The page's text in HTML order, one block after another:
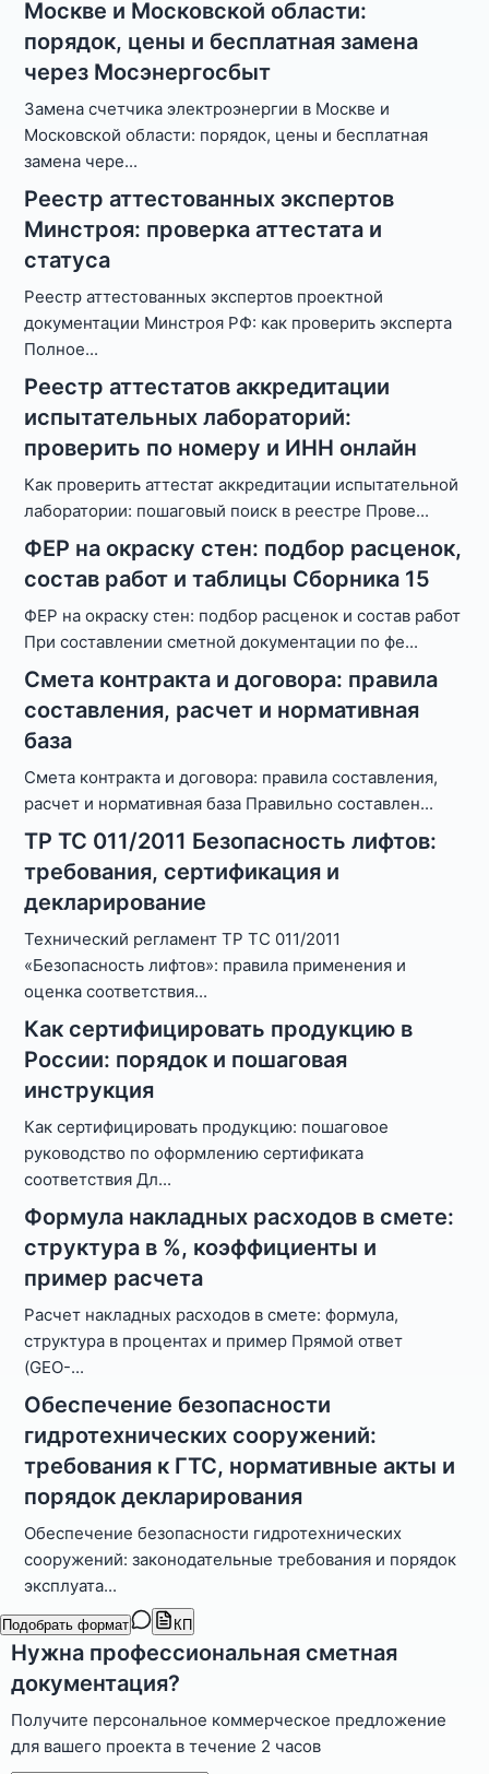
Москве и Московской области:
порядок, цены и бесплатная замена
через Мосэнергосбыт
Замена счетчика электроэнергии в Москве и
Московской области: порядок, цены и бесплатная
замена чере...
Реестр аттестованных экспертов
Минстроя: проверка аттестата и
статуса
Реестр аттестованных экспертов проектной
документации Минстроя РФ: как проверить эксперта
Полное...
Реестр аттестатов аккредитации
испытательных лабораторий:
проверить по номеру и ИНН онлайн
Как проверить аттестат аккредитации испытательной
лаборатории: пошаговый поиск в реестре Прове...
ФЕР на окраску стен: подбор расценок,
состав работ и таблицы Сборника 15
ФЕР на окраску стен: подбор расценок и состав работ
При составлении сметной документации по фе...
Смета контракта и договора: правила
составления, расчет и нормативная
база
Смета контракта и договора: правила составления,
расчет и нормативная база Правильно составлен...
ТР ТС 011/2011 Безопасность лифтов:
требования, сертификация и
декларирование
Технический регламент ТР ТС 011/2011
«Безопасность лифтов»: правила применения и
оценка соответствия...
Как сертифицировать продукцию в
России: порядок и пошаговая
инструкция
Как сертифицировать продукцию: пошаговое
руководство по оформлению сертификата
соответствия Дл...
Формула накладных расходов в смете:
структура в %, коэффициенты и
пример расчета
Расчет накладных расходов в смете: формула,
структура в процентах и пример Прямой ответ
(GEO-...
Обеспечение безопасности
гидротехнических сооружений:
требования к ГТС, нормативные акты и
порядок декларирования
Обеспечение безопасности гидротехнических
сооружений: законодательные требования и порядок
эксплуата...
Подобрать формат КП
Нужна профессиональная сметная
документация?
Получите персональное коммерческое предложение
для вашего проекта в течение 2 часов